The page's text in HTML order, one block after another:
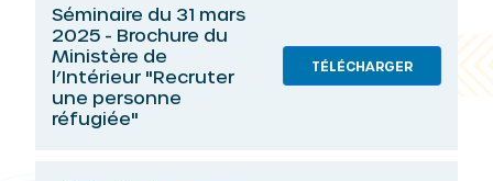
Séminaire du 31 mars
2025 - Brochure du
Ministère de
l’Intérieur "Recruter
une personne
réfugiée"
TÉLÉCHARGER